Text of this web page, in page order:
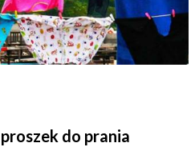
do prania